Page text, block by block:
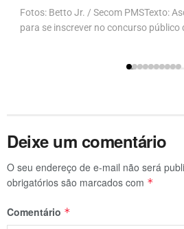
Fotos: Betto Jr. / Secom PMSTexto:
para se inscrever no concurso público
Deixe um comentário
O seu endereço de e-mail não será
obrigatórios são marcados com *
Comentário *